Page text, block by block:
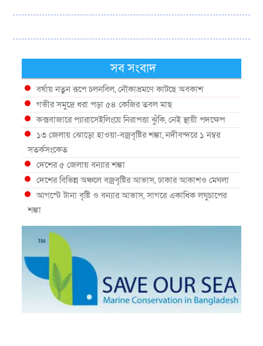
সব সংবাদ
বর্ষায় নতুন রূপে চলনবিল, নৌকাভ্রমণে কাটছে অবকাশ
গভীর সমুদ্রে ধরা পড়া ৫৪ কেজির তবল মাছ
কক্সবাজারে প্যারাসেইলিংয়ে নিরাপত্তা ঝুঁকি, নেই স্থায়ী পদক্ষেপ
১৩ জেলায় ঝোড়ো হাওয়া-বজ্রবৃষ্টির শঙ্কা, নদীবন্দরে ১ নম্বর
সতর্কসংকেত
দেশের ৫ জেলায় বন্যার শঙ্কা
দেশের বিভিন্ন অঞ্চলে বজ্রবৃষ্টির আভাস, ঢাকার আকাশও মেঘলা
আগস্টে টানা বৃষ্টি ও বন্যার আভাস, সাগরে একাধিক লঘুচাপের
শঙ্কা
স্বস্তি ও শঙ্কার পূর্বাভাস দিল আবহাওয়া
সৌদির নেতৃত্বে নতুন সামুদ্রিক প্রতিরক্ষা জোটে বাংলাদেশ
ইউরোপে দাবানল: আকাশে উড়ছে আগুন নেভানোর বিমান